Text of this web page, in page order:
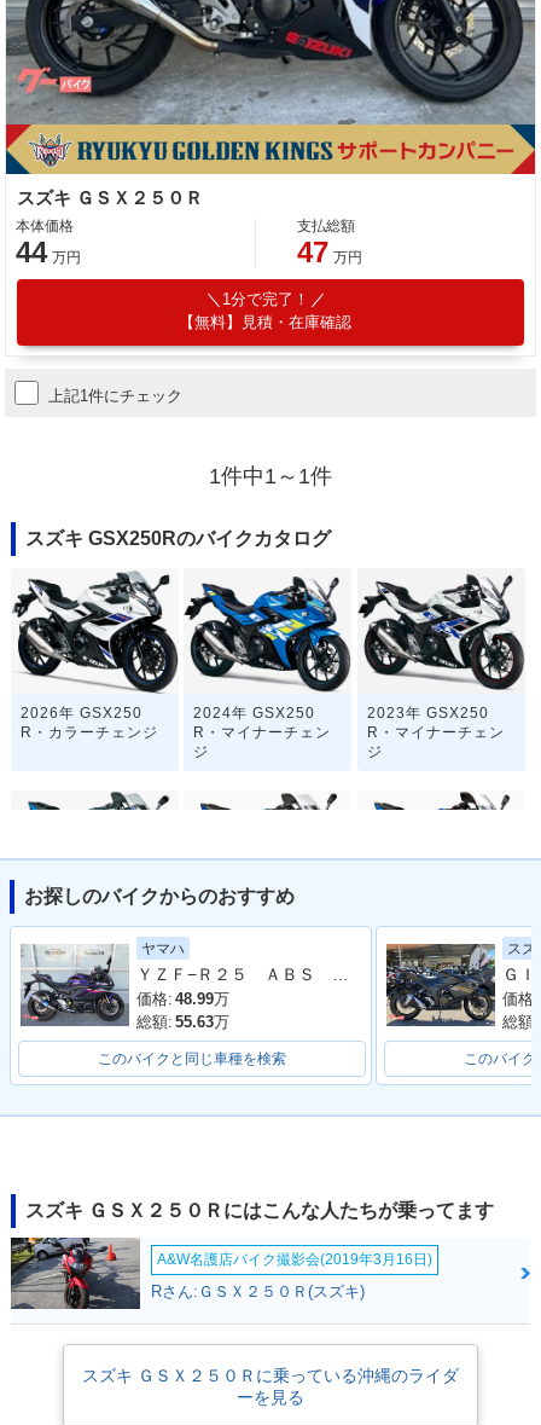
スズキ ＧＳＸ２５０Ｒ
本体価格
44 万円
支払総額
47 万円
1分で完了！
【無料】見積・在庫確認
上記1件にチェック
1件中1～1件
スズキ GSX250Rのバイクカタログ
2026年 GSX250
R・カラーチェンジ
2024年 GSX250
R・マイナーチェン
ジ
2023年 GSX250
R・マイナーチェン
ジ
2021年 GSX250R A
BS・追加
R・カラーチェンジ
お探しのバイクからのおすすめ
ヤマハ
価格: 48.99万
総額: 55.63万
このバイクと同じ車種を検索
スズ
価格:
総額:
このバイク
スズキ ＧＳＸ２５０Ｒにはこんな人たちが乗ってます
A&W名護店バイク撮影会(2019年3月16日)
Rさん:ＧＳＸ２５０Ｒ(スズキ)
スズキ ＧＳＸ２５０Ｒに乗っている沖縄のライダ
ーを見る